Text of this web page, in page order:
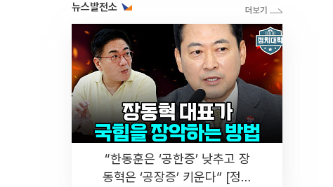
뉴스발전소
“한동훈은 ‘공한증’ 낮추고 장
동혁은 ‘공장증’ 키운다” [정치